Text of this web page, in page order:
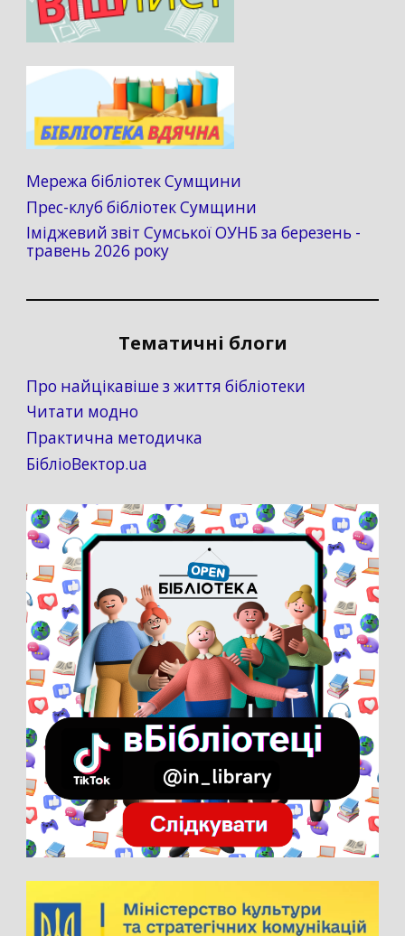
Мережа бібліотек Сумщини
Прес-клуб бібліотек Сумщини
Іміджевий звіт Сумської ОУНБ за березень -
травень 2026 року
Тематичні блоги
Про найцікавіше з життя бібліотеки
Читати модно
Практична методичка
БібліоВектор.ua